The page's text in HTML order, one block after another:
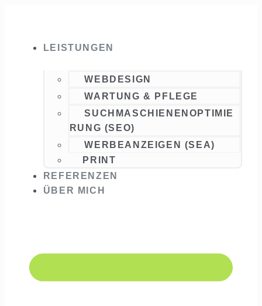
LEISTUNGEN
WEBDESIGN
WARTUNG & PFLEGE
SUCHMASCHIENENOPTIMIE
RUNG (SEO)
WERBEANZEIGEN (SEA)
PRINT
REFERENZEN
ÜBER MICH